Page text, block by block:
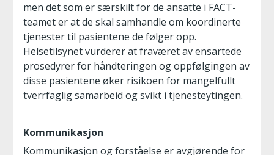
men det som er særskilt for de ansatte i FACT-
teamet er at de skal samhandle om koordinerte
tjenester til pasientene de følger opp.
Helsetilsynet vurderer at fraværet av ensartede
prosedyrer for håndteringen og oppfølgingen av
disse pasientene øker risikoen for mangelfullt
tverrfaglig samarbeid og svikt i tjenesteytingen.
Kommunikasjon
Kommunikasjon og forståelse er avgjørende for